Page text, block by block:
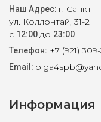
Элегантное платье-
Homeyee.
Наш Адрес: г. Санкт-
ул. Коллонтай, 31-2
с 12:00до 23:00
Телефон: +7 (921) 309-
Email:
Информация